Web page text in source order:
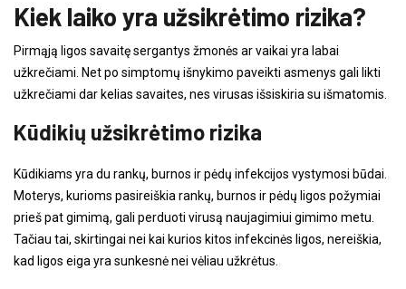
Kiek laiko yra užsikrėtimo rizika?
Pirmąją ligos savaitę sergantys žmonės ar vaikai yra labai
užkrečiami. Net po simptomų išnykimo paveikti asmenys gali likti
užkrečiami dar kelias savaites, nes virusas išsiskiria su išmatomis.
Kūdikių užsikrėtimo rizika
Kūdikiams yra du rankų, burnos ir pėdų infekcijos vystymosi būdai.
Moterys, kurioms pasireiškia rankų, burnos ir pėdų ligos požymiai
prieš pat gimimą, gali perduoti virusą naujagimiui gimimo metu.
Tačiau tai, skirtingai nei kai kurios kitos infekcinės ligos, nereiškia,
kad ligos eiga yra sunkesnė nei vėliau užkrėtus.